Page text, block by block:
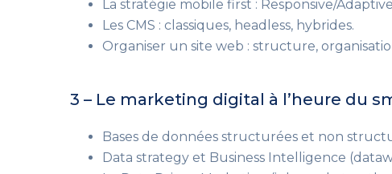
La stratégie mobile first : Responsive/
Les CMS : classiques, headless, hybrides.
Organiser un site web : structure,
3 – Le marketing digital à l’heure du
Bases de données structurées et non
Data strategy et Business Intelligence